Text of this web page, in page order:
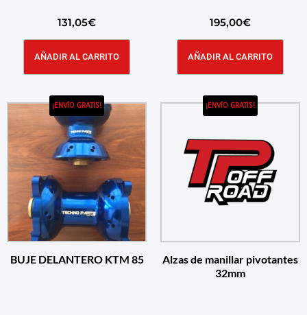
131,05€
AÑADIR AL CARRITO
195,00€
AÑADIR AL CARRITO
¡ENVÍO GRATIS!
BUJE DELANTERO KTM 85
¡ENVÍO GRATIS!
Alzas de manillar pivotantes
32mm